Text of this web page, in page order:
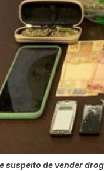
suspeito de vender